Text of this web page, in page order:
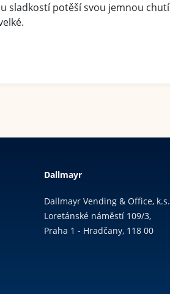
sladkostí potěší svou jemnou
Dallmayr
Dallmayr Vending & Office, k.s.
Loretánské náměstí 109/3,
Praha 1 - Hradčany, 118 00